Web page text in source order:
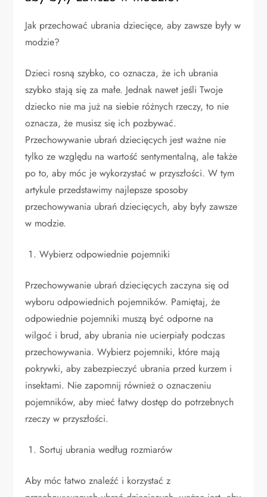
Jak przechować ubrania dziecięce, aby zawsze były w
modzie?
Dzieci rosną szybko, co oznacza, że ich ubrania
szybko stają się za małe. Jednak nawet jeśli Twoje
dziecko nie ma już na siebie różnych rzeczy, to nie
oznacza, że musisz się ich pozbywać.
Przechowywanie ubrań dziecięcych jest ważne nie
tylko ze względu na wartość sentymentalną, ale także
po to, aby móc je wykorzystać w przyszłości. W tym
artykule przedstawimy najlepsze sposoby
przechowywania ubrań dziecięcych, aby były zawsze
w modzie.
Wybierz odpowiednie pojemniki
Przechowywanie ubrań dziecięcych zaczyna się od
wyboru odpowiednich pojemników. Pamiętaj, że
odpowiednie pojemniki muszą być odporne na
wilgoć i brud, aby ubrania nie ucierpiały podczas
przechowywania. Wybierz pojemniki, które mają
pokrywki, aby zabezpieczyć ubrania przed kurzem i
insektami. Nie zapomnij również o oznaczeniu
pojemników, aby mieć łatwy dostęp do potrzebnych
rzeczy w przyszłości.
Sortuj ubrania według rozmiarów
Aby móc łatwo znaleźć i korzystać z